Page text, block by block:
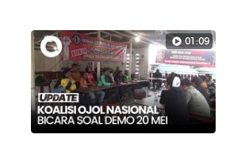
01:09